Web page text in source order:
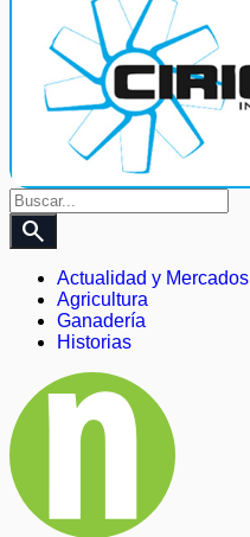
search
Actualidad y Mercados
Agricultura
Ganadería
Historias